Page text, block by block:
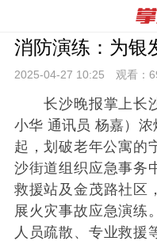
消防演练：为银
2025-04-27 10:25 观看：
长沙晚报掌上长沙
小华 通讯员 杨嘉）
起，划破老年公寓
沙街道组织应急事务
救援站及金茂路社区
展火灾事故应急演练
人员疏散、专业救援